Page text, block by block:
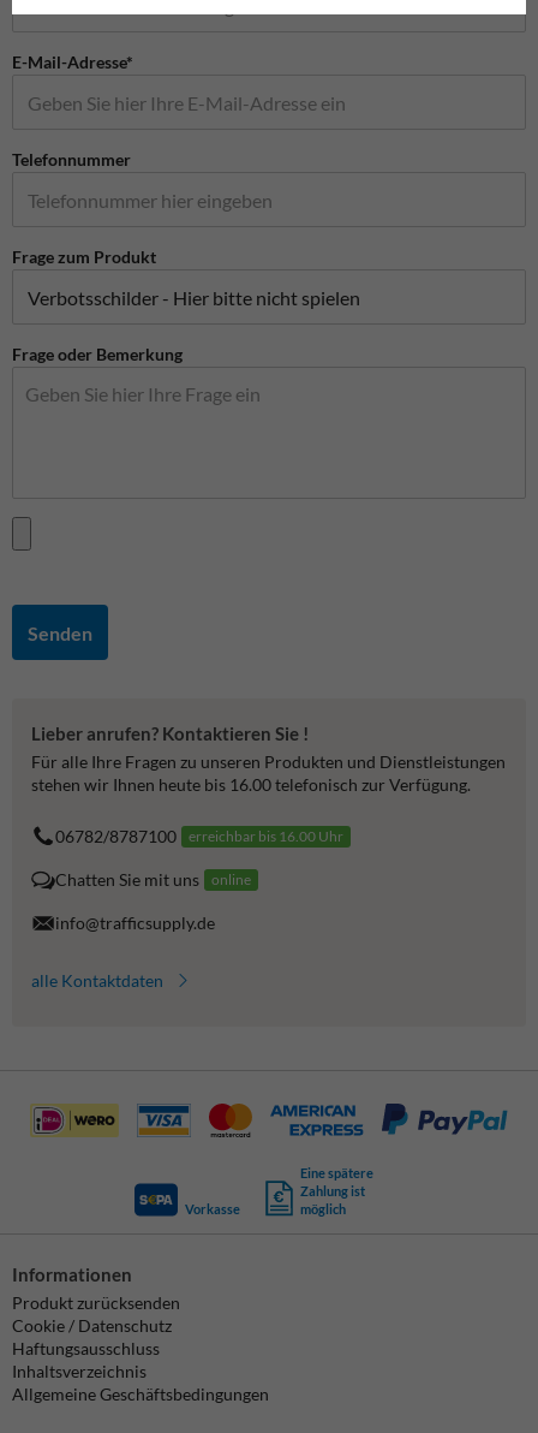
E-Mail-Adresse*
Telefonnummer
Frage zum Produkt
Frage oder Bemerkung
Senden
Lieber anrufen? Kontaktieren Sie !
Für alle Ihre Fragen zu unseren Produkten und Dienstleistungen
stehen wir Ihnen heute bis 16.00 telefonisch zur Verfügung.
06782/8787100 erreichbar bis 16.00 Uhr
Chatten Sie mit uns online
info@trafficsupply.de
alle Kontaktdaten
Vorkasse
Eine spätere
Zahlung ist
möglich
Informationen
Produkt zurücksenden
Cookie / Datenschutz
Haftungsausschluss
Inhaltsverzeichnis
Allgemeine Geschäftsbedingungen